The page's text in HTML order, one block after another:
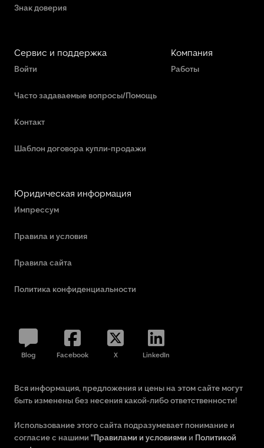
Знак доверия
Сервис и поддержка
Войти
Часто задаваемые вопросы/Помощь
Контакт
Шаблон договора купли-продажи
Компания
Работы
Юридическая информация
Импрессум
Правила и условия
Правила сайта
Политика конфиденциальности
Blog Facebook X LinkedIn
Вся информация, предложения и цены на этом сайте могут
быть изменены без несения какой-либо ответственности!
Использование этого сайта подразумевает понимание и
согласие с нашими "Правилами и условиями и Политикой